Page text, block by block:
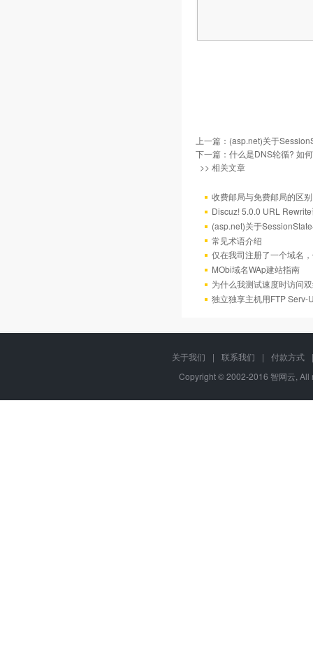
上一篇： (asp.net)关于
下一篇： 什么是DNS轮循? 如
>> 相关文章
收费邮局与免费邮局的区别
Discuz! 5.0.0 URL
(asp.net)关于
常见术语介绍
仅在我司注册了一个域名
MObi域名WAp建站指南
为什么我测试速度时访问
独立独享主机用FTP Serv-
关于我们 | 联系我们 | 付款方式
|
Copyright © 2002-2016 智网云,